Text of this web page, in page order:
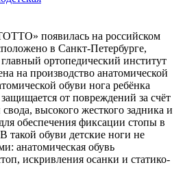
появилась на российском
в Санкт-Петербурге,
ортопедический институт
на производство анатомической
обуви нога ребёнка
от повреждений за счёт
высокого жесткого задника и
обеспечения фиксации стопы в
обуви детские ноги не
анатомическая обувь
искривления осанки и статико-